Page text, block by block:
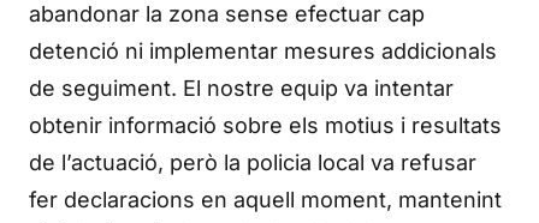
abandonar la zona sense efectuar cap
detenció ni implementar mesures addicionals
de seguiment. El nostre equip va intentar
obtenir informació sobre els motius i resultats
de l’actuació, però la policia local va refusar
fer declaracions en aquell moment, mantenint